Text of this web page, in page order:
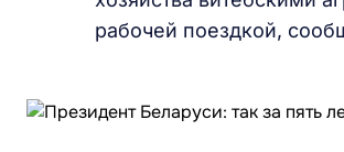
рабочей поездкой,